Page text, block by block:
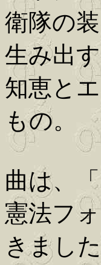
衛隊の
生み出
知恵と
もの。
曲は、
憲法フ
きまし